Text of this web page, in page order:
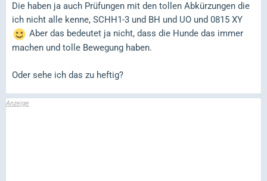
Die haben ja auch Prüfungen mit den tollen Abkürzungen die
ich nicht alle kenne, SCHH1-3 und BH und UO und 0815 XY
Aber das bedeutet ja nicht, dass die Hunde das immer
machen und tolle Bewegung haben.
Oder sehe ich das zu heftig?